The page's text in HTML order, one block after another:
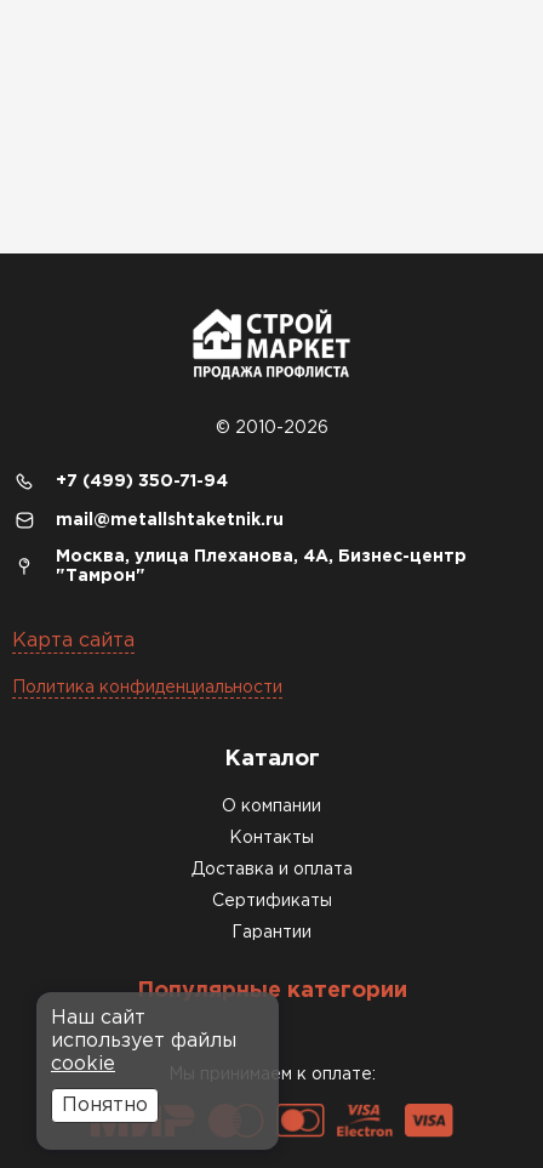
© 2010-2026
+7 (499) 350-71-94
mail@metallshtaketnik.ru
Москва, улица Плеханова, 4А, Бизнес-центр
"Тамрон"
Карта сайта
Политика конфиденциальности
Каталог
О компании
Контакты
Доставка и оплата
Сертификаты
Гарантии
Популярные категории
Мы принимаем к оплате:
Наш сайт
использует файлы
cookie
Понятно